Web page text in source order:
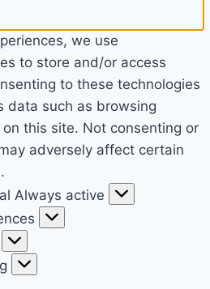
we use
to store and/or access
to these technologies
data such as browsing
this site. Not consenting or
adversely affect certain
Always active